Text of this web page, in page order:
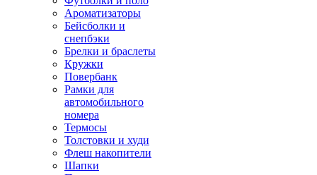
Ароматизаторы
Бейсболки и
снепбэки
Брелки и браслеты
Кружки
Повербанк
Рамки для
автомобильного
номера
Термосы
Толстовки и худи
Флеш накопители
Шапки